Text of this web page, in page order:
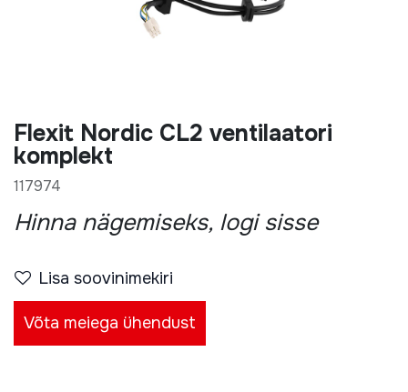
Flexit Nordic CL2 ventilaatori
komplekt
117974
Hinna nägemiseks, logi sisse
Lisa soovinimekiri
Võta meiega ühendust